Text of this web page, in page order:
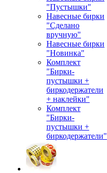
"Пустышки"
Навесные бирки
"Сделано
вручную"
Навесные бирки
"Новинка"
Комплект
"Бирки-
пустышки +
биркодержатели
+ наклейки"
Комплект
"Бирки-
пустышки +
биркодержатели"